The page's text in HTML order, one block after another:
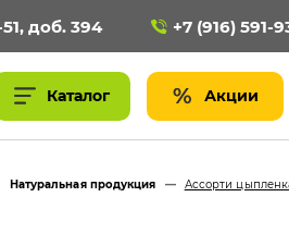
51, доб. 394 +7 (916) 591-
Акции
Натуральная продукция — Ассорти